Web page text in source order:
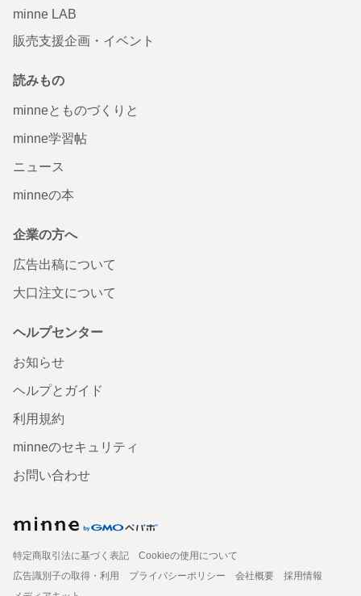
minne LAB
販売支援企画・イベント
読みもの
minneとものづくりと
minne学習帖
ニュース
minneの本
企業の方へ
広告出稿について
大口注文について
ヘルプセンター
お知らせ
ヘルプとガイド
利用規約
minneのセキュリティ
お問い合わせ
特定商取引法に基づく表記
Cookieの使用について
広告識別子の取得・利用
プライバシーポリシー 会社概要
採用情報